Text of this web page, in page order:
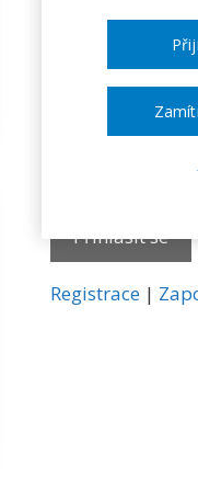
Pamatovat
A
Registrace |